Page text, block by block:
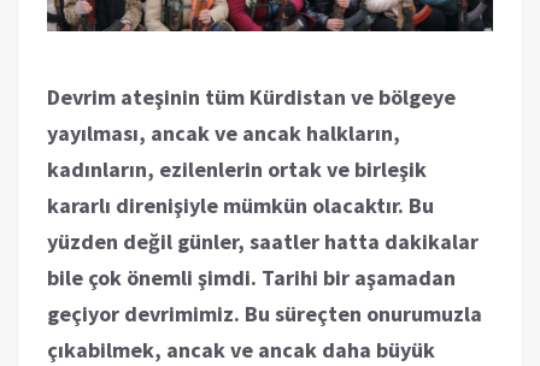
Devrim ateşinin tüm Kürdistan ve bölgeye
yayılması, ancak ve ancak halkların,
kadınların, ezilenlerin ortak ve birleşik
kararlı direnişiyle mümkün olacaktır. Bu
yüzden değil günler, saatler hatta dakikalar
bile çok önemli şimdi. Tarihi bir aşamadan
geçiyor devrimimiz. Bu süreçten onurumuzla
çıkabilmek, ancak ve ancak daha büyük